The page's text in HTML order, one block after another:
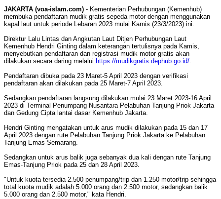
JAKARTA (voa-islam.com) - Kementerian Perhubungan (Kemenhub)
membuka pendaftaran mudik gratis sepeda motor dengan menggunakan
kapal laut untuk periode Lebaran 2023 mulai Kamis (23/3/2023) ini.
Direktur Lalu Lintas dan Angkutan Laut Ditjen Perhubungan Laut
Kemenhub Hendri Ginting dalam keterangan tertulisnya pada Kamis,
menyebutkan pendaftaran dan registrasi mudik motor gratis akan
dilakukan secara daring melalui https://mudikgratis.dephub.go.id/.
Pendaftaran dibuka pada 23 Maret-5 April 2023 dengan verifikasi
pendaftaran akan dilakukan pada 25 Maret-7 April 2023.
Sedangkan pendaftaran langsung dilakukan mulai 23 Maret 2023-16 April
2023 di Terminal Penumpang Nusantara Pelabuhan Tanjung Priok Jakarta
dan Gedung Cipta lantai dasar Kemenhub Jakarta.
Hendri Ginting mengatakan untuk arus mudik dilakukan pada 15 dan 17
April 2023 dengan rute Pelabuhan Tanjung Priok Jakarta ke Pelabuhan
Tanjung Emas Semarang.
Sedangkan untuk arus balik juga sebanyak dua kali dengan rute Tanjung
Emas-Tanjung Priok pada 25 dan 28 April 2023.
"Untuk kuota tersedia 2.500 penumpang/trip dan 1.250 motor/trip sehingga
total kuota mudik adalah 5.000 orang dan 2.500 motor, sedangkan balik
5.000 orang dan 2.500 motor," kata Hendri.